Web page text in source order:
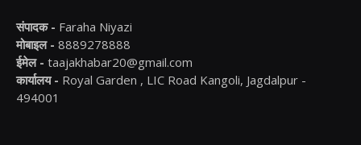
संपादक - Faraha Niyazi
मोबाइल - 8889278888
ईमेल - taajakhabar20@gmail.com
कार्यालय - Royal Garden , LIC Road Kangoli, Jagdalpur -
494001